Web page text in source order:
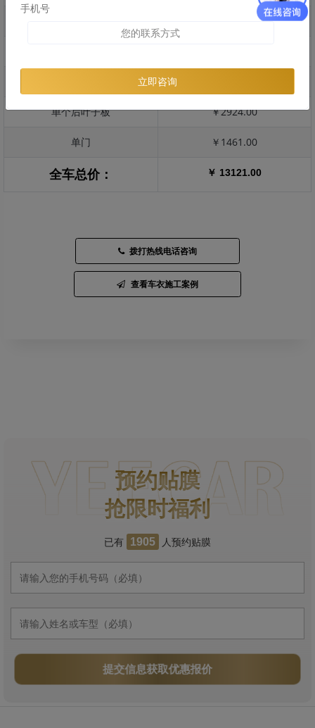
￥2616.00
单个后叶子板 ￥2924.00
单门 ￥1461.00
全车总价： ￥ 13121.00
拨打热线电话咨询
查看车衣施工案例
预约贴膜
抢限时福利
已有 1905 人预约贴膜
提交信息获取优惠报价
手机号
立即咨询